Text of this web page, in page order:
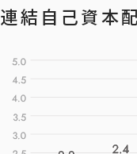
連結自己資本